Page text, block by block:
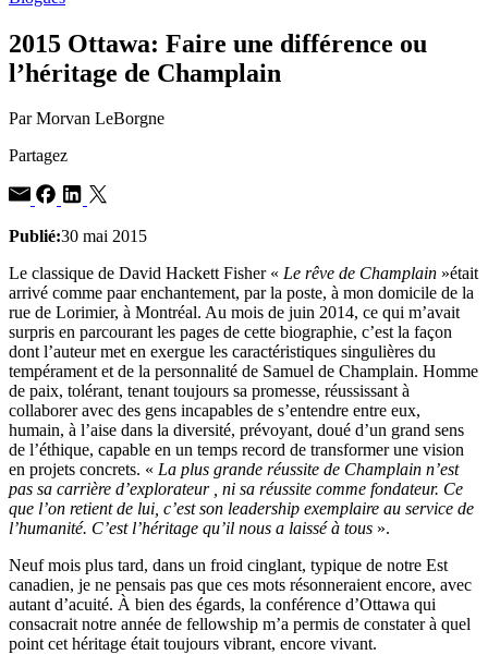
2015 Ottawa: Faire une différence ou
l’héritage de Champlain
Par Morvan LeBorgne
Partagez
Publié:30 mai 2015
Le classique de David Hackett Fisher « Le rêve de Champlain »était
arrivé comme paar enchantement, par la poste, à mon domicile de la
rue de Lorimier, à Montréal. Au mois de juin 2014, ce qui m’avait
surpris en parcourant les pages de cette biographie, c’est la façon
dont l’auteur met en exergue les caractéristiques singulières du
tempérament et de la personnalité de Samuel de Champlain. Homme
de paix, tolérant, tenant toujours sa promesse, réussissant à
collaborer avec des gens incapables de s’entendre entre eux,
humain, à l’aise dans la diversité, prévoyant, doué d’un grand sens
de l’éthique, capable en un temps record de transformer une vision
en projets concrets. « La plus grande réussite de Champlain n’est
pas sa carrière d’explorateur , ni sa réussite comme fondateur. Ce
que l’on retient de lui, c’est son leadership exemplaire au service de
l’humanité. C’est l’héritage qu’il nous a laissé à tous ».
Neuf mois plus tard, dans un froid cinglant, typique de notre Est
canadien, je ne pensais pas que ces mots résonneraient encore, avec
autant d’acuité. À bien des égards, la conférence d’Ottawa qui
consacrait notre année de fellowship m’a permis de constater à quel
point cet héritage était toujours vibrant, encore vivant.